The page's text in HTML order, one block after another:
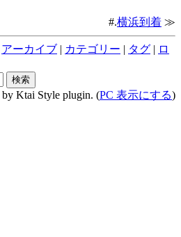
#.横浜到着 ≫
アーカイブ | カテゴリー | タグ | ロ
by Ktai Style plugin. (PC 表示にする)